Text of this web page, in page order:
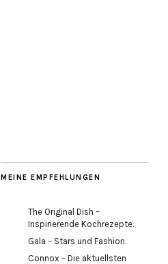
MEINE EMPFEHLUNGEN
The Original Dish –
Inspirierende Kochrezepte.
Gala – Stars und Fashion.
Connox – Die aktuellsten